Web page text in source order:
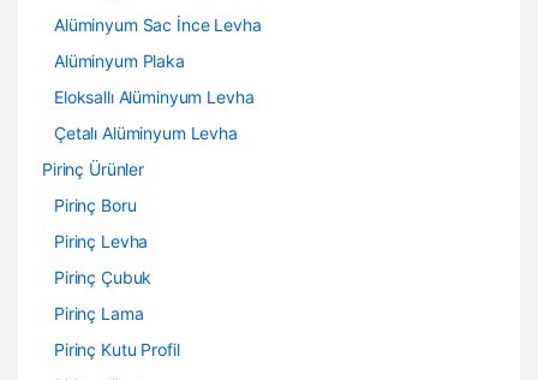
Alüminyum Sac İnce Levha
Alüminyum Plaka
Eloksallı Alüminyum Levha
Çetalı Alüminyum Levha
Pirinç Ürünler
Pirinç Boru
Pirinç Levha
Pirinç Çubuk
Pirinç Lama
Pirinç Kutu Profil